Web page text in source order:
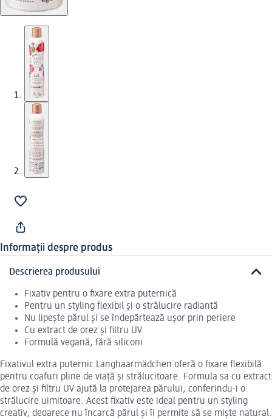
Informații despre produs
Descrierea produsului
Fixativ pentru o fixare extra puternică
Pentru un styling flexibil și o strălucire radiantă
Nu lipește părul și se îndepărtează ușor prin periere
Cu extract de orez și filtru UV
Formulă vegană, fără siliconi
Fixativul extra puternic Langhaarmädchen oferă o fixare flexibilă
pentru coafuri pline de viață și strălucitoare. Formula sa cu extract
de orez și filtru UV ajută la protejarea părului, conferindu-i o
strălucire uimitoare. Acest fixativ este ideal pentru un styling
creativ, deoarece nu încarcă părul și îi permite să se miște natural.